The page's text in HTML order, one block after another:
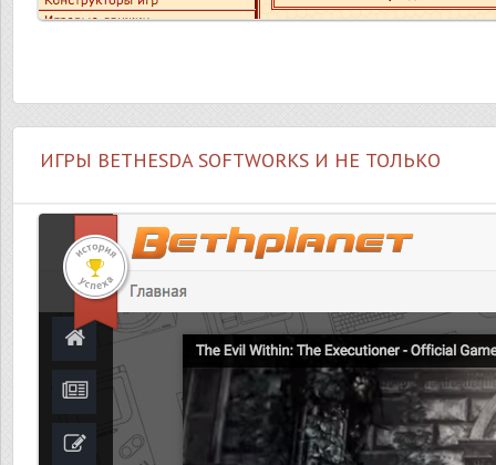
ИГРЫ BETHESDA SOFTWORKS И НЕ ТОЛЬКО